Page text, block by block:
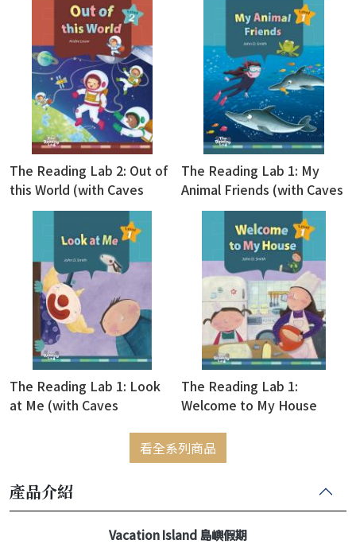
The Reading Lab 2: Out of
this World (with Caves
WebSource)
The Reading Lab 1: My
Animal Friends (with Caves
WebSource)
The Reading Lab 1: Look
at Me (with Caves
The Reading Lab 1:
Welcome to My House
看全系列商品
產品介紹
Vacation Island 島嶼假期